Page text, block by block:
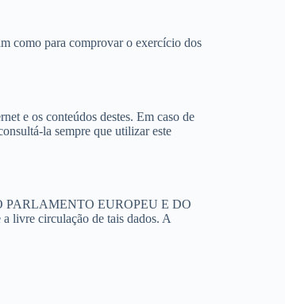
como para comprovar o exercício dos
e os conteúdos destes. Em caso de
la sempre que utilizar este
PARLAMENTO EUROPEU E DO
livre circulação de tais dados. A